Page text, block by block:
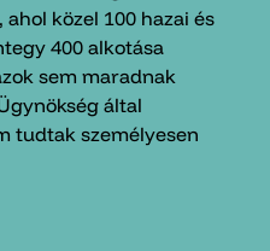
közel 100 hazai és
400 alkotása
sem maradnak
által
tudtak személyesen